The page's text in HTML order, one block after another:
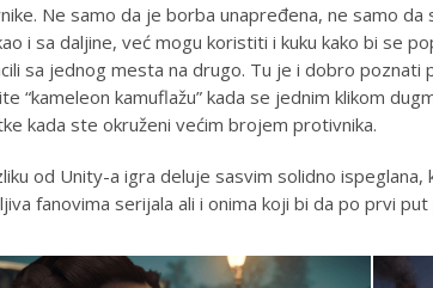
Ne samo da je borba unapređena, ne samo da
i sa daljine, već mogu koristiti i kuku kako bi se
sa jednog mesta na drugo. Tu je i dobro poznati
“kameleon kamuflažu” kada se jednim klikom
kada ste okruženi većim brojem protivnika.
od Unity-a igra deluje sasvim solidno
fanovima serijala ali i onima koji bi da po prvi